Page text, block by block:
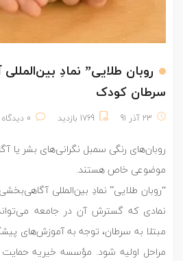
روبان طلایی” نمادِ
سرطان کودک
23 آذر 91 1769 بازدید 0 دیدگاه
روبان‌های رنگی سمبل نگرانی‌های بشر یا
موضوعی خاص هستند.
“روبان طلایی” نمادِ بین‌المللی
نمادی که گسترش آن در جامعه
مبتلا به سرطان، توجه به آموزش‌های
مراحل اولیه شود. مؤسسه خیریه حمایت